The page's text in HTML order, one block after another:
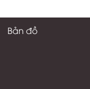
Bản đồ